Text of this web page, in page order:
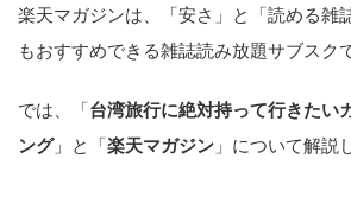
楽天マガジンは、「安さ」と「読める雑
もおすすめできる雑誌読み放題サブスク
では、「台湾旅行に絶対持って行きたい
ング」と「楽天マガジン 」について解説